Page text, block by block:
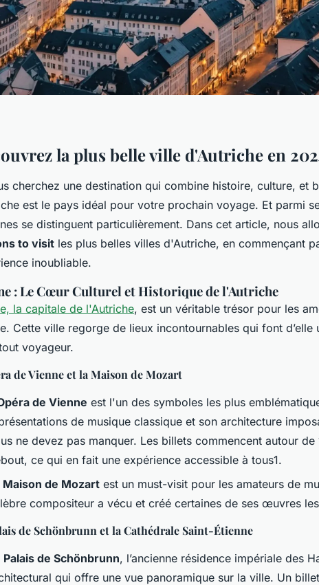
la plus belle ville d'Autriche en
cherchez une destination qui combine histoire, culture, et
est le pays idéal pour votre prochain voyage. Et parmi
se distinguent particulièrement. Dans cet article, nous
to visit les plus belles villes d'Autriche, en commençant
inoubliable.
: Le Cœur Culturel et Historique de l'Autriche
la capitale de l'Autriche, est un véritable trésor pour les
Cette ville regorge de lieux incontournables qui font d’elle
voyageur.
de Vienne et la Maison de Mozart
de Vienne est l'un des symboles les plus
de musique classique et son architecture
ne devez pas manquer. Les billets commencent autour
ce qui en fait une expérience accessible à tous1.
Maison de Mozart est un must-visit pour les amateurs de
compositeur a vécu et créé certaines de ses œuvres
de Schönbrunn et la Cathédrale Saint-Étienne
Palais de Schönbrunn, l’ancienne résidence impériale des
qui offre une vue panoramique sur la ville. Un